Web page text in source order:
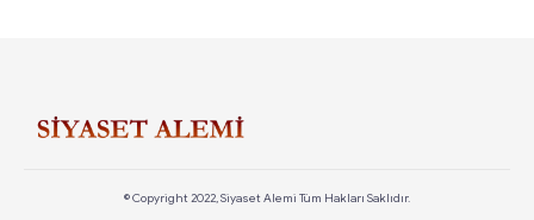
© Copyright 2022, Siyaset Alemi Tüm Hakları Saklıdır.